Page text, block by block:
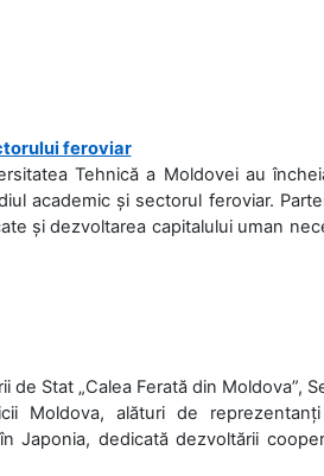
feroviar
Tehnică a Moldovei au
academic și sectorul feroviar.
și dezvoltarea capitalului uman
Stat „Calea Ferată din Moldova”,
Moldova, alături de
Japonia, dedicată dezvoltării